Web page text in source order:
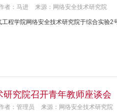
者：马进 来源：网络安全技术研究院
程学院网络安全技术研究院于综合实验
研究院召开青年教师座谈会
者：管理员 来源：网络安全技术研究院